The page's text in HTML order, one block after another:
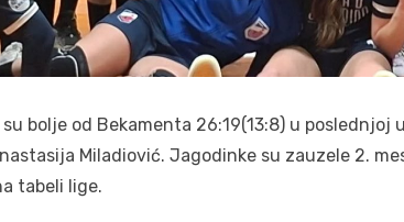
bolje od Bekamenta 26:19(13:8) u poslednjoj
Miladiović. Jagodinke su zauzele 2.
tabeli lige.